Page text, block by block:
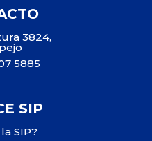
3824,
5885
SIP
SIP?